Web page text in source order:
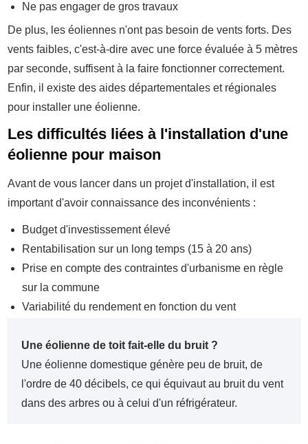
Ne pas engager de gros travaux
De plus, les éoliennes n'ont pas besoin de vents forts. Des
vents faibles, c'est-à-dire avec une force évaluée à 5 mètres
par seconde, suffisent à la faire fonctionner correctement.
Enfin, il existe des aides départementales et régionales
pour installer une éolienne.
Les difficultés liées à l'installation d'une
éolienne pour maison
Avant de vous lancer dans un projet d'installation, il est
important d'avoir connaissance des inconvénients :
Budget d'investissement élevé
Rentabilisation sur un long temps (15 à 20 ans)
Prise en compte des contraintes d'urbanisme en règle
sur la commune
Variabilité du rendement en fonction du vent
Une éolienne de toit fait-elle du bruit ?
Une éolienne domestique génère peu de bruit, de
l'ordre de 40 décibels, ce qui équivaut au bruit du vent
dans des arbres ou à celui d'un réfrigérateur.